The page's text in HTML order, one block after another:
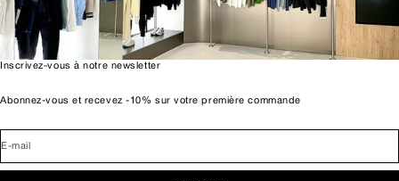
Inscrivez-vous à notre newsletter
Abonnez-vous et recevez -10% sur votre première commande
E-mail